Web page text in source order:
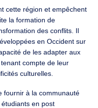
cette région et empêchent
la formation de
des conflits. Il
en Occident sur
de les adapter aux
compte de leur
culturelles.
fournir à la communauté
en post